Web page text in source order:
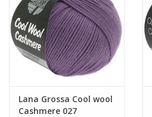
Lana Grossa Cool wool
Cashmere 027